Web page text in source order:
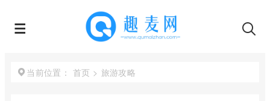
当前位置： 首页 > 旅游攻略